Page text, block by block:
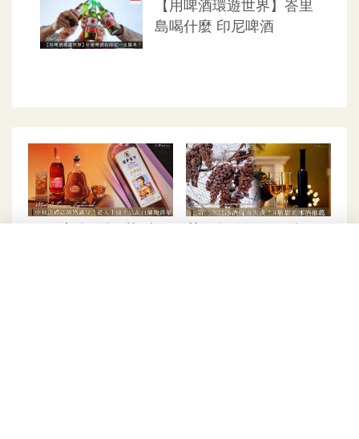
2025中秋酒禮推薦2｜獲
第一次買冰酒就零失誤！